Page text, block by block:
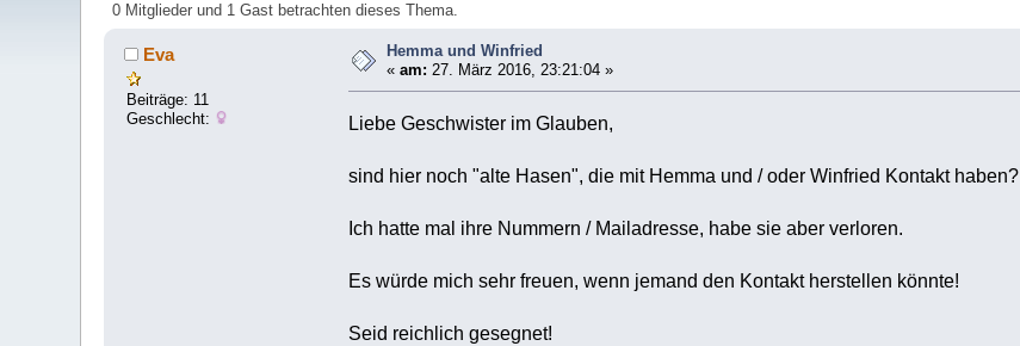
0 Mitglieder und 1 Gast betrachten dieses Thema.
Eva
Beiträge: 11
Geschlecht:
Hemma und Winfried
«am: 27. März 2016, 23:21:04 »
Liebe Geschwister im Glauben,
sind hier noch "alte Hasen", die mit Hemma und / oder Winfried Kontakt haben?
Ich hatte mal ihre Nummern / Mailadresse, habe sie aber verloren.
Es würde mich sehr freuen, wenn jemand den Kontakt herstellen könnte!
Seid reichlich gesegnet!